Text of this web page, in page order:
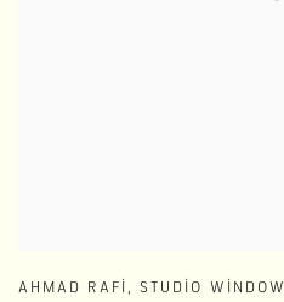
AHMAD RAFI , STUDIO WINDOW